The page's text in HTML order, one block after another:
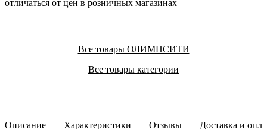
отличаться от цен в розничных магазинах
Все товары ОЛИМПСИТИ
Все товары категории
Описание Характеристики Отзывы Доставка и